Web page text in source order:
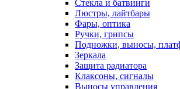
Стекла и батвинги
Люстры, лайтбары
Фары, оптика
Ручки, грипсы
Подножки, выносы,
Зеркала
Защита радиатора
Клаксоны, сигналы
Выносы управления